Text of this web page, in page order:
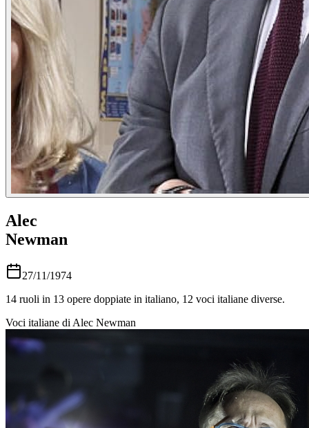
Alec
Newman
27/11/1974
14 ruoli in 13 opere doppiate in italiano, 12 voci italiane diverse.
Voci italiane di Alec Newman